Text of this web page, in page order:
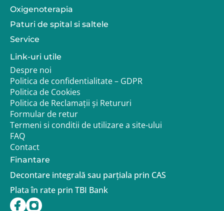
Avantaje principale
soluție pentru scări curbe, cu viraje sau paliere;
scării;
potrivit pentru persoane cu mobilitate redusă
care se pot transfera pe scaun;
centură de siguranță pentru utilizare în timpul
deplasării;
scaun pivotant pentru urcare și coborâre mai
sigură la capătul traseului;
scaun, brațe și suport pentru picioare
rabatabile, pentru economie de spațiu;
nivelul dorit;
funcționare pe baterii, cu utilizare posibilă și în
caz de întrerupere a alimentării;
senzori și margini sensibile la presiune pentru
oprirea echipamentului în caz de obstacol;
soluție potrivită pentru locuințe, instituții și
spații interioare, în funcție de proiect.
Oxigenoterapia
Paturi de spital si saltele
Service
Link-uri utile
Despre noi
Politica de confidentialitate – GDPR
Politica de Cookies
Politica de Reclamații și Retururi
Formular de retur
Termeni si conditii de utilizare a site-ului
FAQ
Contact
Finantare
Decontare integrală sau parțiala prin CAS
Plata în rate prin TBI Bank